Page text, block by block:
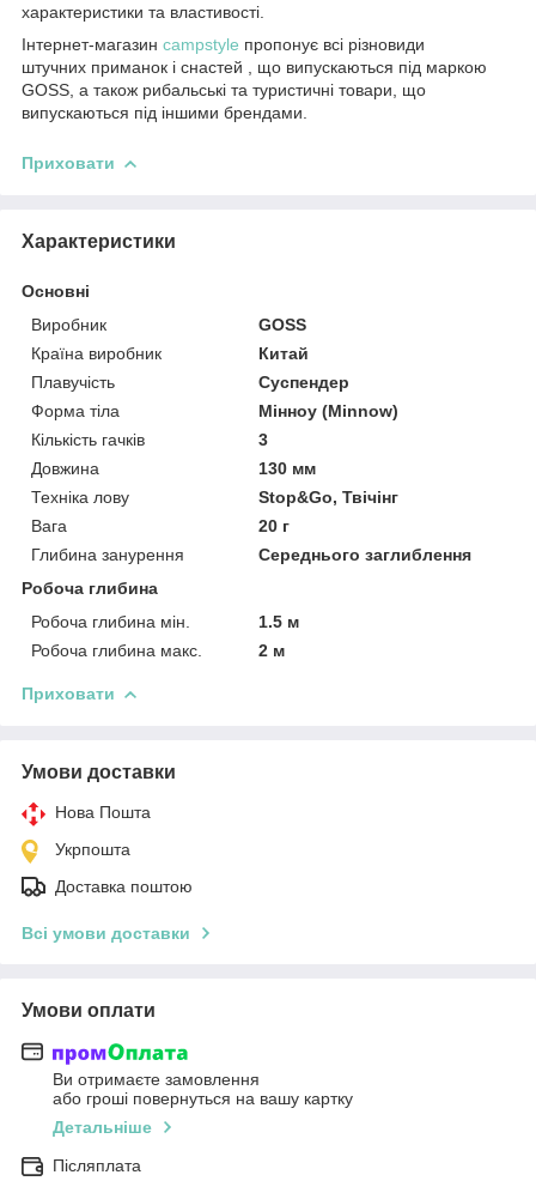
характеристики та властивості.
Інтернет-магазин campstyle пропонує всі різновиди
штучних приманок і снастей , що випускаються під маркою
GOSS, а також рибальські та туристичні товари, що
випускаються під іншими брендами.
Приховати
Характеристики
Основні
Виробник
GOSS
Країна виробник
Китай
Плавучість
Суспендер
Форма тіла
Мінноу (Minnow)
Кількість гачків
3
Довжина
130 мм
Техніка лову
Stop&Go, Твічінг
Вага
20 г
Глибина занурення
Середнього заглиблення
Робоча глибина
Робоча глибина мін.
1.5 м
Робоча глибина макс.
2 м
Приховати
Умови доставки
Нова Пошта
Укрпошта
Доставка поштою
Всі умови доставки
Умови оплати
Ви отримаєте замовлення
або гроші повернуться на вашу картку
Детальніше
Післяплата